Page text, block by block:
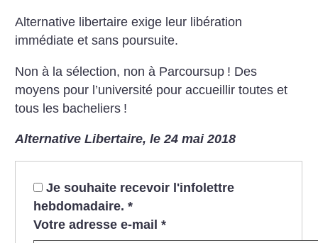
Alternative libertaire exige leur libération
immédiate et sans poursuite.
Non à la sélection, non à Parcoursup ! Des
moyens pour l’université pour accueillir toutes et
tous les bacheliers !
Alternative Libertaire, le 24 mai 2018
Je souhaite recevoir l'infolettre
hebdomadaire. *
Votre adresse e-mail *